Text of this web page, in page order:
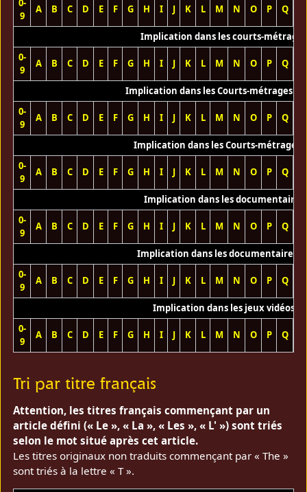
0-
9
A B C D E F G H I J K L M N O P Q
Implication dans les courts-métrages
0-
9
A B C D E F G H I J K L M N O P Q
Implication dans les Courts-métrages
0-
9
A B C D E F G H I J K L M N O P Q
Implication dans les Courts-métrages
0-
9
A B C D E F G H I J K L M N O P Q
Implication dans les documentaires
0-
9
A B C D E F G H I J K L M N O P Q
Implication dans les documentaires
0-
9
A B C D E F G H I J K L M N O P Q
Implication dans les jeux vidéos
0-
9
A B C D E F G H I J K L M N O P Q
Tri par titre français
Attention, les titres français commençant par un
article défini (« Le », « La », « Les », « L' ») sont triés
selon le mot situé après cet article.
Les titres originaux non traduits commençant par « The »
sont triés à la lettre « T ».